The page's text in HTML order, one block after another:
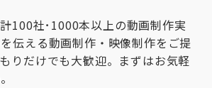
100社･1000本以上の動画制作実
伝える動画制作・映像制作をご提
りだけでも大歓迎。まずはお気軽